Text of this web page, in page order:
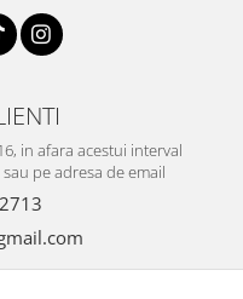
in afara acestui interval
pe adresa de email